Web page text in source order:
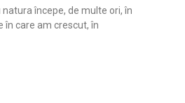
începe, de multe ori, în
în care am crescut, în